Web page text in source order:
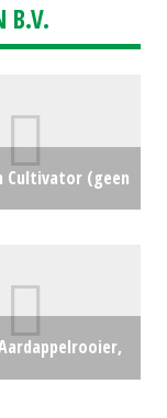
B.V.
Cultivator (geen